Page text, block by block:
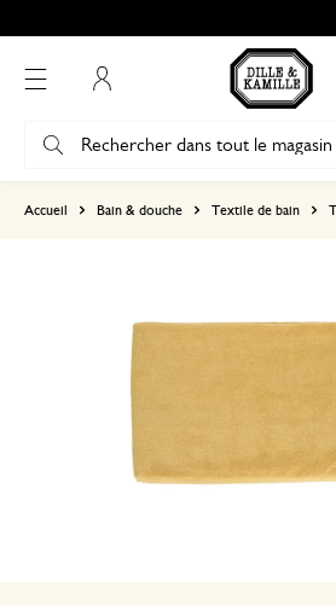
Accueil Bain & douche Textile de bain